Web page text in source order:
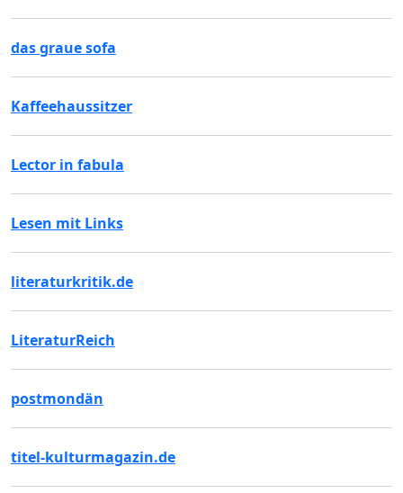
das graue sofa
Kaffeehaussitzer
Lector in fabula
Lesen mit Links
literaturkritik.de
LiteraturReich
postmondän
titel-kulturmagazin.de